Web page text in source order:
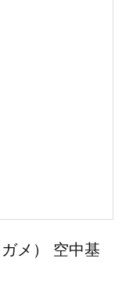
メ） 空中基